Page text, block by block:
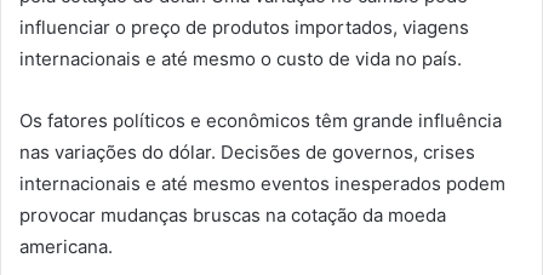
influenciar o preço de produtos importados, viagens
internacionais e até mesmo o custo de vida no país.
Os fatores políticos e econômicos têm grande influência
nas variações do dólar. Decisões de governos, crises
internacionais e até mesmo eventos inesperados podem
provocar mudanças bruscas na cotação da moeda
americana.